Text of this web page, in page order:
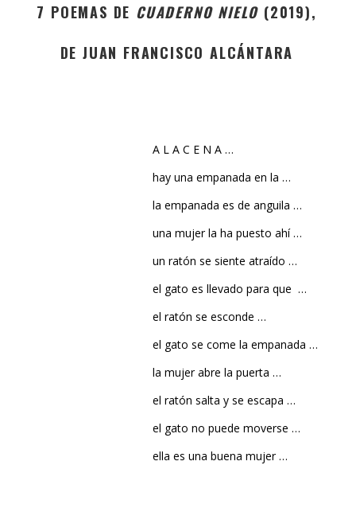
7 POEMAS DE CUADERNO NIELO (2019),
DE JUAN FRANCISCO ALCÁNTARA
A L A C E N A …
hay una empanada en la …
la empanada es de anguila …
una mujer la ha puesto ahí …
un ratón se siente atraído …
el gato es llevado para que …
el ratón se esconde …
el gato se come la empanada …
la mujer abre la puerta …
el ratón salta y se escapa …
el gato no puede moverse …
ella es una buena mujer …